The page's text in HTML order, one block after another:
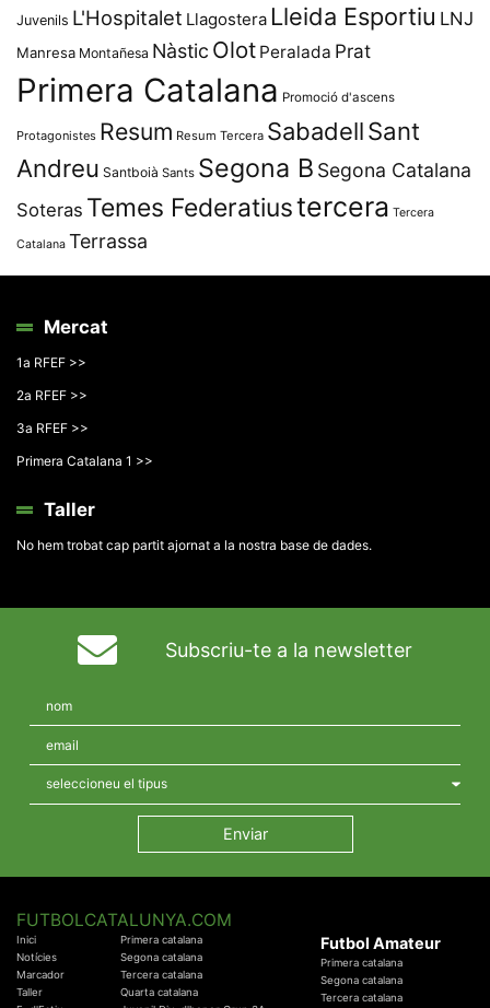
Juvenils L'Hospitalet Llagostera Lleida Esportiu LNJ
Manresa Montañesa Nàstic Olot Peralada Prat
Primera Catalana Promoció d'ascens
Protagonistes Resum Resum Tercera SabadellSant
Andreu Santboià Sants Segona B Segona Catalana
Soteras Temes Federatiustercera Tercera
Catalana Terrassa
Mercat
1a RFEF >>
2a RFEF >>
3a RFEF >>
Primera Catalana 1 >>
Taller
No hem trobat cap partit ajornat a la nostra base de dades.
Subscriu-te a la newsletter
FUTBOLCATALUNYA.COM
Inici
Notícies
Marcador
Taller
Primera catalana
Segona catalana
Tercera catalana
Quarta catalana
Futbol Amateur
Primera catalana
Segona catalana
Tercera catalana